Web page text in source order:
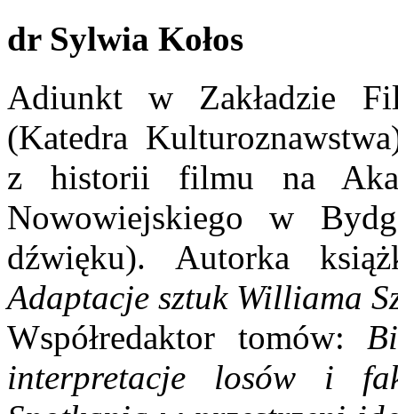
dr Sylwia Kołos
Adiunkt w Zakładzie
(Katedra
z historii filmu na
Nowowiejskiego w
dźwięku). Autorka
Adaptacje sztuk Williama
Współredaktor tomów:
interpretacje losów i